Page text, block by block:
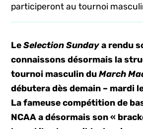
participeront au tournoi
LeSelection Sunday a rendu
connaissons désormais la
tournoi masculin duMarch
débutera dès demain – mardi
La fameuse compétition de
NCAA a désormais son «